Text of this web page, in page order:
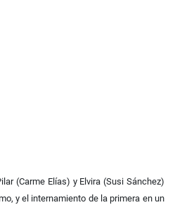
(Carme Elías) y Elvira (Susi Sánchez)
y el internamiento de la primera en un